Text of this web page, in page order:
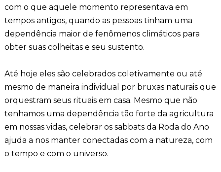
com o que aquele momento representava em
tempos antigos, quando as pessoas tinham uma
dependência maior de fenômenos climáticos para
obter suas colheitas e seu sustento.
Até hoje eles são celebrados coletivamente ou até
mesmo de maneira individual por bruxas naturais que
orquestram seus rituais em casa. Mesmo que não
tenhamos uma dependência tão forte da agricultura
em nossas vidas, celebrar os sabbats da Roda do Ano
ajuda a nos manter conectadas com a natureza, com
o tempo e com o universo.